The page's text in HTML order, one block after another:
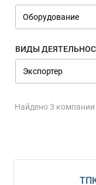
ВИДЫ
Найдено 3 компании